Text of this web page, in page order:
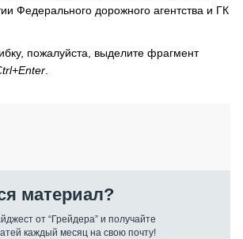
Федерального дорожного агентства и ГК
пожалуйста, выделите фрагмент
материал?
от “Грейдера” и получайте
каждый месяц на свою почту!